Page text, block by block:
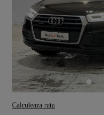
Calculeaza rata